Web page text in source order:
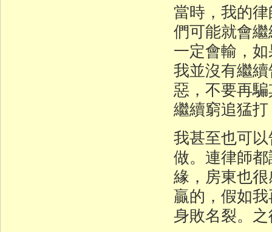
當時，我的
們可能就會
一定會輸，
我並沒有繼
惡，不要再
繼續窮追猛
我甚至也可
做。連律師
緣，房東也
贏的，假如
身敗名裂。